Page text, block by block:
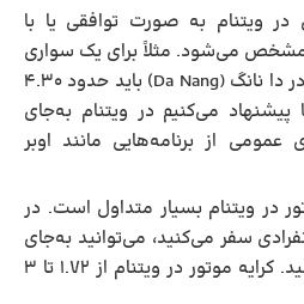
ویتنام به صورت توافقی یا با
مشخص می‌شود. مثلاً برای یک سواری
۱۵ دقیقه‌ای با تاکسی در دا نانگ (Da Nang) باید حدود ۴.۳۰
پیشنهاد می‌کنیم در ویتنام به‌جای
عمومی از برنامه‌هایی مانند اوبر
در ویتنام بسیار متداول است. در
سفر می‌کنید، می‌توانید به‌جای
تاکسی، موتور کرایه کنید. کرایه موتور در ویتنام از ۱.۷۲ تا ۳